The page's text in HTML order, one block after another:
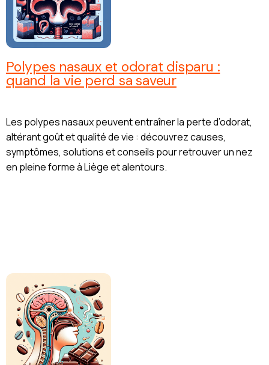
Polypes nasaux et odorat disparu :
quand la vie perd sa saveur
Les polypes nasaux peuvent entraîner la perte d’odorat,
altérant goût et qualité de vie : découvrez causes,
symptômes, solutions et conseils pour retrouver un nez
en pleine forme à Liège et alentours.